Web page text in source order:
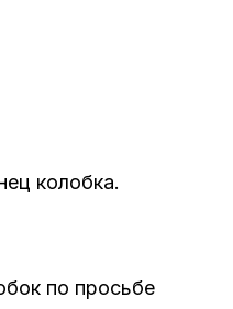
колобка.
по просьбе